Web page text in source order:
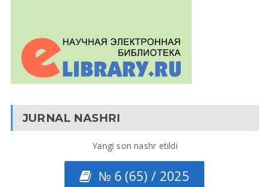
JURNAL NASHRI
Yangi son nashr etildi
№ 6 (65) / 2025